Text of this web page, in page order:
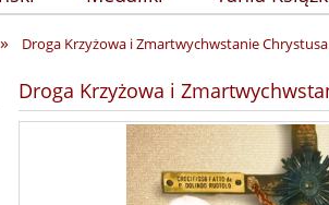
» Droga Krzyżowa i Zmartwychwstanie
Droga Krzyżowa i